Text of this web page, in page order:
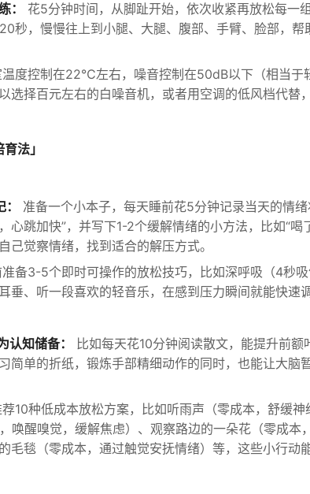
：
花5分钟时间，从脚趾开始，依次收紧再放松每一
秒，慢慢往上到小腿、大腿、腹部、手臂、脸部，帮
度控制在22℃左右，噪音控制在50dB以下（相当于
选择百元左右的白噪音机，或者用空调的低风档代替
法」
准备一个小本子，每天睡前花5分钟记录当天的情
心跳加快”，并写下1-2个缓解情绪的小方法，比如“喝
己觉察情绪，找到适合的解压方式。
备3-5个即时可操作的放松技巧，比如深呼吸（4秒
垂、听一段喜欢的轻音乐，在感到压力瞬间就能快速调
认知储备：
比如每天花10分钟阅读散文，能提升前额
简单的折纸，锻炼手部精细动作的同时，也能让大脑
10种低成本放松方案，比如听雨声（零成本，舒缓
唤醒嗅觉，缓解焦虑）、观察路边的一朵花（零成本
毛毯（零成本，通过触觉安抚情绪）等，这些小行动